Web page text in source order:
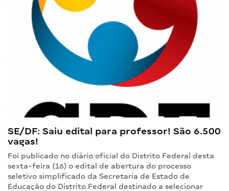
SE/DF: Saiu edital para professor! São 6.500
vagas!
Foi publicado no diário oficial do Distrito Federal desta
sexta-feira (16) o edital de abertura do processo
seletivo simplificado da Secretaria de Estado de
Educação do Distrito Federal destinado a selecionar